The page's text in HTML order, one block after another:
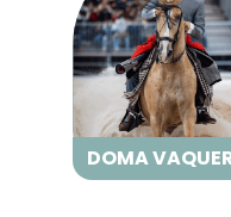
DOMA
DOMA